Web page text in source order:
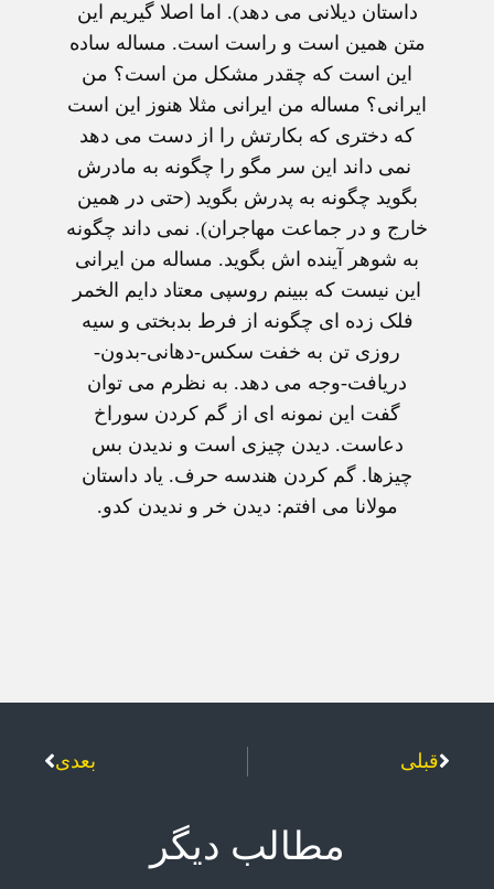
داستان ديلانی می دهد). اما اصلا گيريم اين
متن همين است و راست است. مساله ساده
اين است که چقدر مشکل من است؟ من
ايرانی؟ مساله من ايرانی مثلا هنوز اين است
که دختری که بکارتش را از دست می دهد
نمی داند اين سر مگو را چگونه به مادرش
بگويد چگونه به پدرش بگويد (حتی در همين
خارج و در جماعت مهاجران). نمی داند چگونه
به شوهر آينده اش بگويد. مساله من ايرانی
اين نيست که ببينم روسپی معتاد دايم الخمر
فلک زده ای چگونه از فرط بدبختی و سيه
روزی تن به خفت سکس-دهانی-بدون-
دريافت-وجه می دهد. به نظرم می توان
گفت اين نمونه ای از گم کردن سوراخ
دعاست. ديدن چيزی است و نديدن بس
چيزها. گم کردن هندسه حرف. ياد داستان
مولانا می افتم: ديدن خر و نديدن کدو.
قبلی بعدی
مطالب دیگر